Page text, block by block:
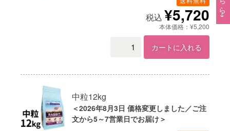
税込 ¥5,720
本体価格：¥5,200
カートに入れる
中粒12kg
＜2026年8月3日 価格変更しました／ご注
文から5～7営業日でお届け＞